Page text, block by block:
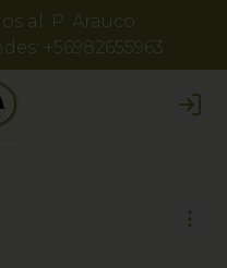
al: P. Arauco:
+56982655963